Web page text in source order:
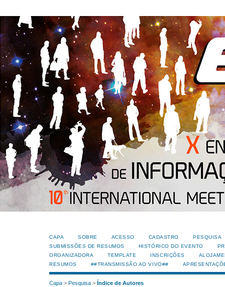
CAPA SOBRE ACESSO CADASTRO
PESQUISA
SUBMISSÕES DE RESUMOS
HISTÓRICO DO EVENTO
ORGANIZADORA
TEMPLATE INSCRIÇÕES
RESUMOS
##TRANSMISSÃO AO VIVO##
Capa > Pesquisa > Índice de Autores